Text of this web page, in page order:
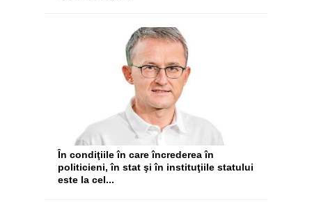
În condiţiile în care încrederea în
politicieni, în stat şi în instituţiile statului
este la cel...